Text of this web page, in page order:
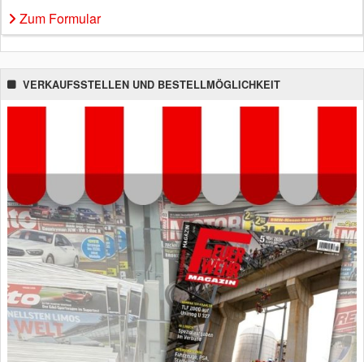
Zum Formular
VERKAUFSSTELLEN UND BESTELLMÖGLICHKEIT